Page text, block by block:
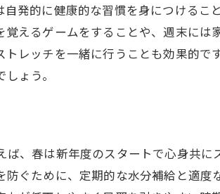
発的に健康的な習慣を身につけるこ
えるゲームをすることや、週末には
レッチを一緒に行うことも効果的で
ょう。
、春は新年度のスタートで心身共に
ぐために、定期的な水分補給と適度